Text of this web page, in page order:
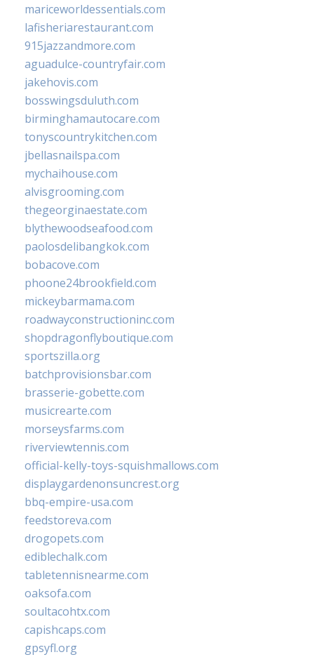
mariceworldessentials.com
lafisheriarestaurant.com
915jazzandmore.com
aguadulce-countryfair.com
jakehovis.com
bosswingsduluth.com
birminghamautocare.com
tonyscountrykitchen.com
jbellasnailspa.com
mychaihouse.com
alvisgrooming.com
thegeorginaestate.com
blythewoodseafood.com
paolosdelibangkok.com
bobacove.com
phoone24brookfield.com
mickeybarmama.com
roadwayconstructioninc.com
shopdragonflyboutique.com
sportszilla.org
batchprovisionsbar.com
brasserie-gobette.com
musicrearte.com
morseysfarms.com
riverviewtennis.com
official-kelly-toys-squishmallows.com
displaygardenonsuncrest.org
bbq-empire-usa.com
feedstoreva.com
drogopets.com
ediblechalk.com
tabletennisnearme.com
oaksofa.com
soultacohtx.com
capishcaps.com
gpsyfl.org